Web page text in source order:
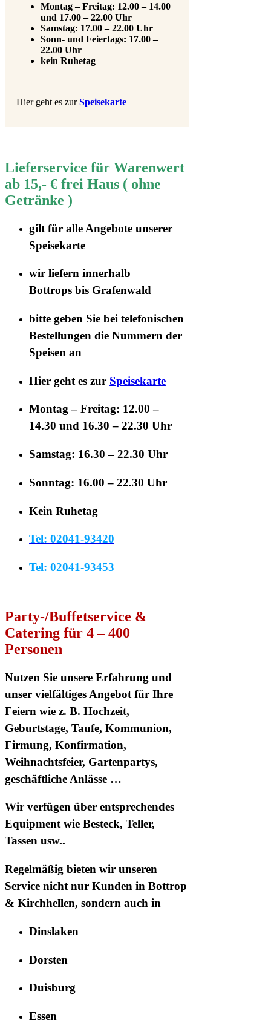
Montag – Freitag: 12.00 – 14.00
und 17.00 – 22.00 Uhr
Samstag: 17.00 – 22.00 Uhr
Sonn- und Feiertags: 17.00 –
22.00 Uhr
kein Ruhetag
Hier geht es zurSpeisekarte
Lieferservice für Warenwert
ab 15,- € frei Haus ( ohne
Getränke )
gilt für alle Angebote unserer
Speisekarte
wir liefern innerhalb
Bottrops bis Grafenwald
bitte geben Sie bei telefonischen
Bestellungen die Nummern der
Speisen an
Hier geht es zur Speisekarte
Montag – Freitag: 12.00 –
14.30 und 16.30 – 22.30 Uhr
Samstag: 16.30 – 22.30 Uhr
Sonntag: 16.00 – 22.30 Uhr
Kein Ruhetag
Tel: 02041-93420
Tel: 02041-93453
Party-/Buffetservice &
Catering für 4 – 400
Personen
Nutzen Sie unsere Erfahrung und
unser vielfältiges Angebot für Ihre
Feiern wie z. B. Hochzeit,
Geburtstage, Taufe, Kommunion,
Firmung, Konfirmation,
Weihnachtsfeier, Gartenpartys,
geschäftliche Anlässe …
Wir verfügen über entsprechendes
Equipment wie Besteck, Teller,
Tassen usw..
Regelmäßig bieten wir unseren
Service nicht nur Kunden in Bottrop
& Kirchhellen, sondern auch in
Dinslaken
Dorsten
Duisburg
Essen